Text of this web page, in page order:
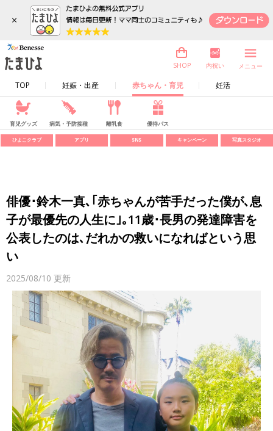
×
TOP 妊娠・出産 赤ちゃん・育児 妊活
SHOP 内祝い メニュー
育児グッズ 病気・予防接種 離乳食 優待パス
ひよこクラブ アプリ SNS キャンペーン 写真スタジオ
俳優･鈴木一真､｢赤ちゃんが苦手だった僕が､息
子が最優先の人生に｣｡11歳･長男の発達障害を
公表したのは､だれかの救いになればという思
い
2025/08/10 更新